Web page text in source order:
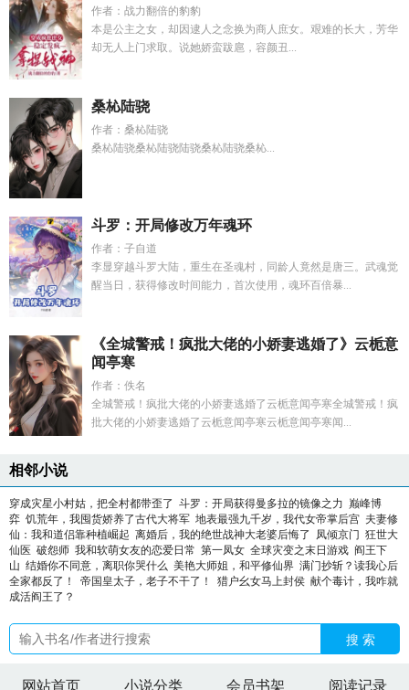
作者：战力翻倍的豹豹
本是公主之女，却因逮人之念换为商人庶女。艰难的长大，芳华
却无人上门求取。说她娇蛮跋扈，容颜丑...
桑杺陆骁
作者：桑杺陆骁
桑杺陆骁桑杺陆骁陆骁桑杺陆骁桑杺...
斗罗：开局修改万年魂环
作者：子自道
李显穿越斗罗大陆，重生在圣魂村，同龄人竟然是唐三。武魂觉
醒当日，获得修改时间能力，首次使用，魂环百倍暴...
《全城警戒！疯批大佬的小娇妻逃婚了》云栀意
闻亭寒
作者：佚名
全城警戒！疯批大佬的小娇妻逃婚了云栀意闻亭寒全城警戒！疯
批大佬的小娇妻逃婚了云栀意闻亭寒云栀意闻亭寒闻...
相邻小说
穿成灾星小村姑，把全村都带歪了 斗罗：开局获得曼多拉的镜像之力 巅峰博
弈 饥荒年，我囤货娇养了古代大将军 地表最强九千岁，我代女帝掌后宫 夫妻修
仙：我和道侣靠种植崛起 离婚后，我的绝世战神大老婆后悔了 凤倾京门 狂世大
仙医 破怨师 我和软萌女友的恋爱日常 第一凤女 全球灾变之末日游戏 阎王下
山 结婚你不同意，离职你哭什么 美艳大师姐，和平修仙界 满门抄斩？读我心后
全家都反了！
帝国皇太子，老子不干了！ 猎户幺女马上封侯 献个毒计，我咋就
成活阎王了？
搜 索
网站首页 小说分类 会员书架 阅读记录